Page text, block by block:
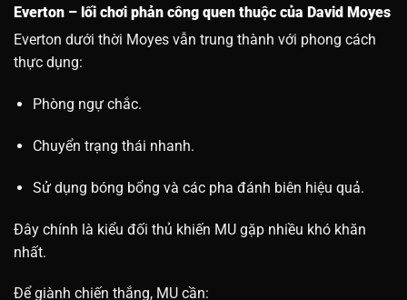
Everton – lối chơi phản công quen thuộc của David Moyes
Everton dưới thời Moyes vẫn trung thành với phong cách
thực dụng:
Phòng ngự chắc.
Chuyển trạng thái nhanh.
Sử dụng bóng bổng và các pha đánh biên hiệu quả.
Đây chính là kiểu đối thủ khiến MU gặp nhiều khó khăn
nhất.
Để giành chiến thắng, MU cần: